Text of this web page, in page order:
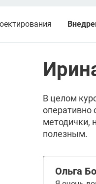
В целом
оперативно
методички,
полезным.
Ольга